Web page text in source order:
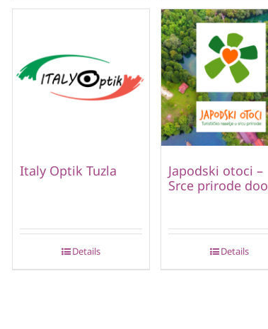
Italy Optik Tuzla
Details
Japodski otoci –
Srce prirode doo
Details